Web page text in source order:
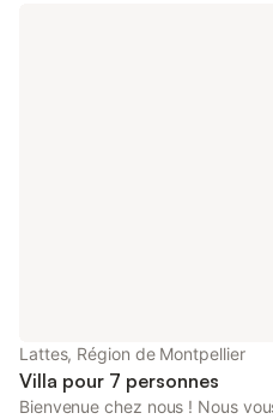
Lattes, Région de Montpellier
Villa pour 7 personnes
Bienvenue chez nous ! Nous